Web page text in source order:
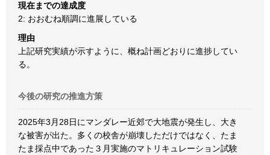
現在までの達成度
2: おおむね順調に進展している
理由
上記研究実績が示すように、概ね計画どおりに進捗してい
る。
今後の研究の推進方策
2025年3月28日にマンダレー近郊で大地震が発生し、大き
な被害が出た。多くの校舎が崩壊しただけではなく、たま
たま採点中であった３月実施のマトリキュレーション試験